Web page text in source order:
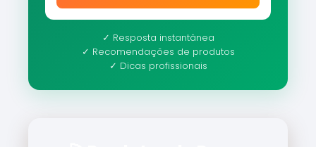
✓ Resposta instantânea
✓ Recomendações de produtos
✓ Dicas profissionais